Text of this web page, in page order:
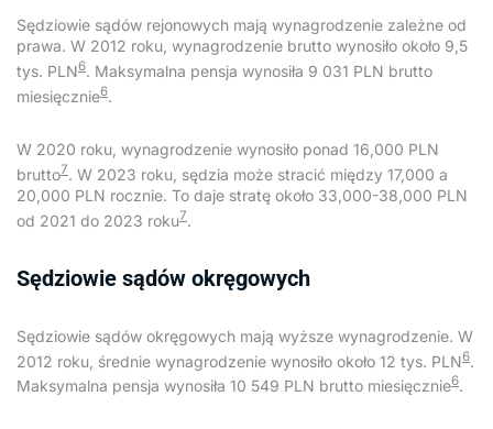
Sędziowie sądów rejonowych mają wynagrodzenie zależne od
prawa. W 2012 roku, wynagrodzenie brutto wynosiło około 9,5
tys. PLN6. Maksymalna pensja wynosiła 9 031 PLN brutto
miesięcznie6.
W 2020 roku, wynagrodzenie wynosiło ponad 16,000 PLN
brutto7. W 2023 roku, sędzia może stracić między 17,000 a
20,000 PLN rocznie. To daje stratę około 33,000-38,000 PLN
od 2021 do 2023 roku7.
Sędziowie sądów okręgowych
Sędziowie sądów okręgowych mają wyższe wynagrodzenie. W
2012 roku, średnie wynagrodzenie wynosiło około 12 tys. PLN6
Maksymalna pensja wynosiła 10 549 PLN brutto miesięcznie6.